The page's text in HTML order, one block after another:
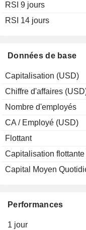
Performances
1 jour
Données de base
Capitalisation (USD)
Chiffre d'affaires
Nombre d'employés
CA / Employé (USD)
Flottant
Capitalisation
Capital Moyen
RSI 9 jours
RSI 14 jours
2002
2001
1999
1997
1992
1991
1989
1988